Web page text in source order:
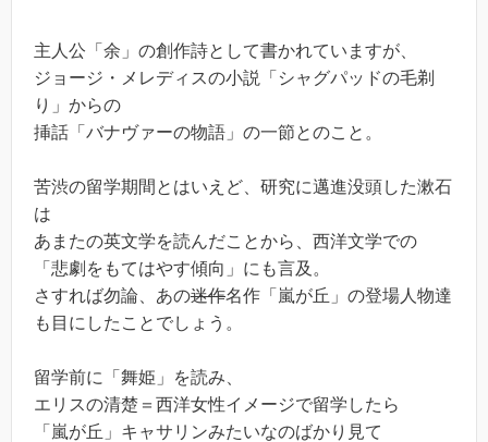
主人公「余」の創作詩として書かれていますが、
ジョージ・メレディスの小説「シャグパッドの毛剃
り」からの
挿話「バナヴァーの物語」の一節とのこと。
苦渋の留学期間とはいえど、研究に邁進没頭した漱石
は
あまたの英文学を読んだことから、西洋文学での
「悲劇をもてはやす傾向」にも言及。
さすれば勿論、あの迷作名作「嵐が丘」の登場人物達
も目にしたことでしょう。
留学前に「舞姫」を読み、
エリスの清楚＝西洋女性イメージで留学したら
「嵐が丘」キャサリンみたいなのばかり見て